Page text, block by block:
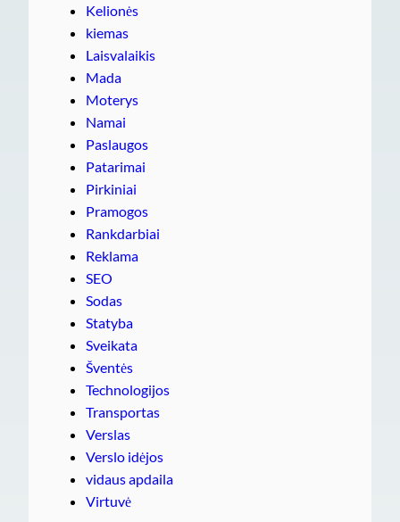
Kelionės
kiemas
Laisvalaikis
Mada
Moterys
Namai
Paslaugos
Patarimai
Pirkiniai
Pramogos
Rankdarbiai
Reklama
SEO
Sodas
Statyba
Sveikata
Šventės
Technologijos
Transportas
Verslas
Verslo idėjos
vidaus apdaila
Virtuvė